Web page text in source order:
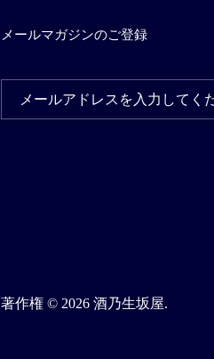
メールマガジンのご登録
著作権 © 2026 酒乃生坂屋.